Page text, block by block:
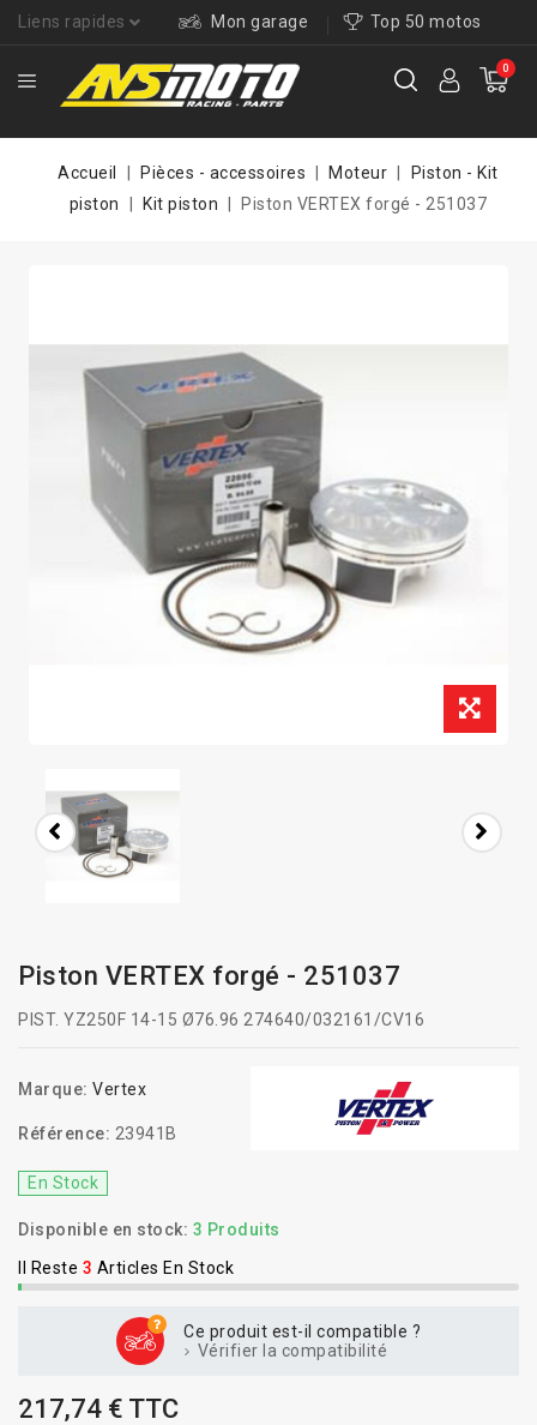
Liens rapides Mon garage Top 50 motos
0
Accueil Pièces - accessoires Moteur
Piston - Kit
piston
Kit piston Piston VERTEX forgé - 251037
Piston VERTEX forgé - 251037
PIST. YZ250F 14-15 Ø76.96 274640/032161/CV16
Marque: Vertex
Référence: 23941B
En Stock
Disponible en stock: 3 Produits
Il Reste 3 Articles En Stock
Ce produit est-il compatible ?
Vérifier la compatibilité
217,74 € TTC